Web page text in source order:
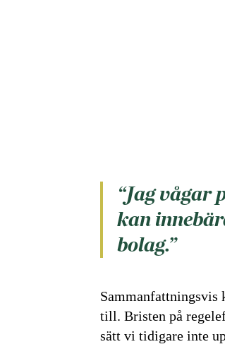
“Jag vågar
kan
bolag.”
Sammanfattningsvis
till. Bristen på
sätt vi tidigare inte